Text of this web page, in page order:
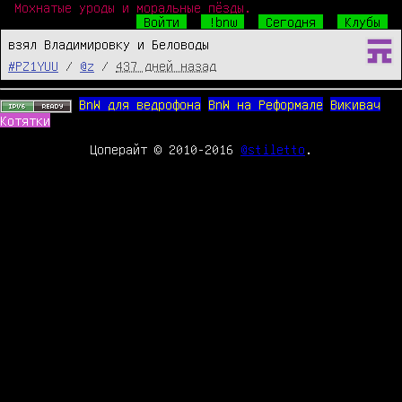
Мохнатые уроды и моральные пёзды.
Войти
!bnw Сегодня
Клубы
взял Владимировку и Беловоды
#PZ1YUU
/ @z / 437 дней назад
BnW для ведрофона BnW на Реформале
Викивач
Котятки
Цоперайт © 2010-2016 @stiletto